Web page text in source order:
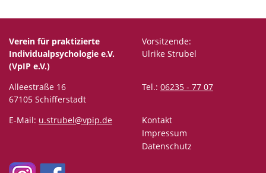
Verein für praktizierte
Individualpsychologie e.V.
(VpIP e.V.)
Vorsitzende:
Ulrike Strubel
Alleestraße 16
67105 Schifferstadt
Tel.: 06235 - 77 07
E-Mail: u.strubel@vpip.de
Kontakt
Impressum
Datenschutz